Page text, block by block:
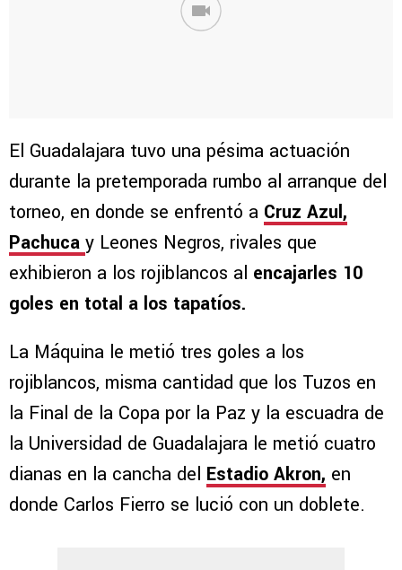
El Guadalajara tuvo una pésima actuación
durante la pretemporada rumbo al arranque del
torneo, en donde se enfrentó a Cruz Azul,
Pachuca y Leones Negros, rivales que
exhibieron a los rojiblancos al encajarles 10
goles en total a los tapatíos.
La Máquina le metió tres goles a los
rojiblancos, misma cantidad que los Tuzos en
la Final de la Copa por la Paz y la escuadra de
la Universidad de Guadalajara le metió cuatro
dianas en la cancha del Estadio Akron, en
donde Carlos Fierro se lució con un doblete.